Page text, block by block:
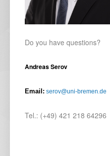
Do you have questions?
Andreas Serov
Email: serov@uni-bremen.de
Tel.: (+49) 421 218 64296